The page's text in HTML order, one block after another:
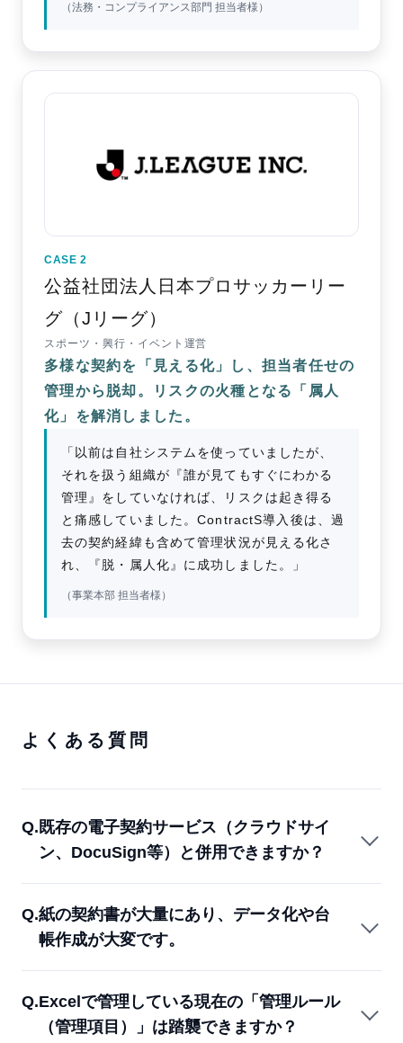
（法務・コンプライアンス部門 担当者様）
CASE 2
公益社団法人日本プロサッカーリー
グ（Jリーグ）
スポーツ・興行・イベント運営
多様な契約を「見える化」し、担当者任せの
管理から脱却。リスクの火種となる「属人
化」を解消しました。
「以前は自社システムを使っていましたが、
それを扱う組織が『誰が見てもすぐにわかる
管理』をしていなければ、リスクは起き得る
と痛感していました。ContractS導入後は、過
去の契約経緯も含めて管理状況が見える化さ
れ、『脱・属人化』に成功しました。」
（事業本部 担当者様）
よくある質問
Q.既存の電子契約サービス（クラウドサイ
ン、DocuSign等）と併用できますか？
Q.紙の契約書が大量にあり、データ化や台
帳作成が大変です。
Q.Excelで管理している現在の「管理ルール
（管理項目）」は踏襲できますか？